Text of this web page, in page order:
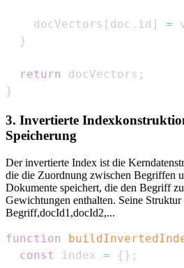
    docVectors
[ doc . id ] =
}
return docVectors ;
}
3. Invertierte
Speicherung
Der invertierte Index ist die
die die Zuordnung zwischen Begriffen
Dokumente speichert, die den Begriff
Gewichtungen enthalten. Seine
Begriff,docId1 ,docId2,...
function
const
index = { } ;